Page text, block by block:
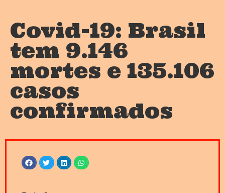
Covid-19: Brasil
tem 9.146
mortes e 135.106
casos
confirmados